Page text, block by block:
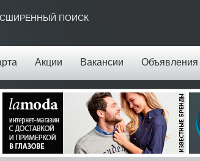
Акции Вакансии Объявления
ПОИСК